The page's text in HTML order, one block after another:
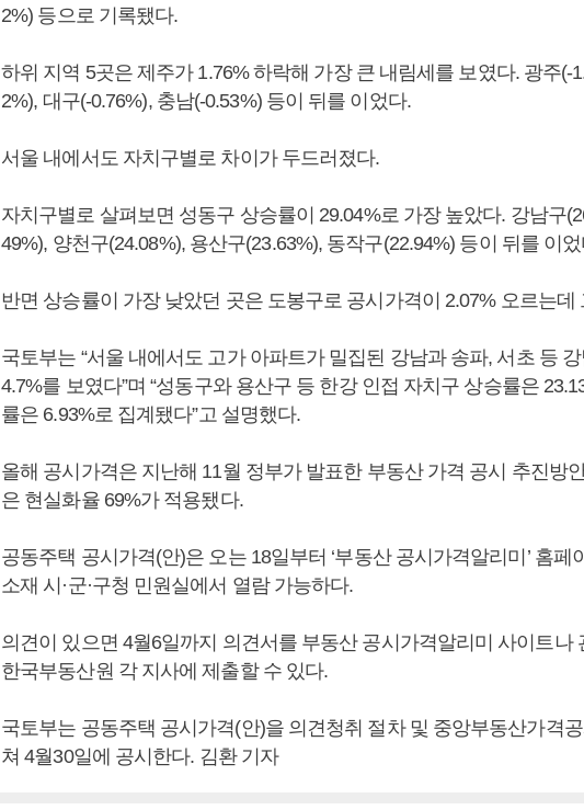
2%) 등으로 기록됐다.
하위 지역 5곳은 제주가 1.76% 하락해 가장 큰 내림세를 보였다. 광주(-
2%), 대구(-0.76%), 충남(-0.53%) 등이 뒤를 이었다.
서울 내에서도 자치구별로 차이가 두드러졌다.
자치구별로 살펴보면 성동구 상승률이 29.04%로 가장 높았다. 강남구
49%), 양천구(24.08%), 용산구(23.63%), 동작구(22.94%) 등이 뒤를 이
반면 상승률이 가장 낮았던 곳은 도봉구로 공시가격이 2.07% 오르는데
국토부는 “서울 내에서도 고가 아파트가 밀집된 강남과 송파, 서초 등
4.7%를 보였다”며 “성동구와 용산구 등 한강 인접 자치구 상승률은
률은 6.93%로 집계됐다”고 설명했다.
올해 공시가격은 지난해 11월 정부가 발표한 부동산 가격 공시 추진방
은 현실화율 69%가 적용됐다.
공동주택 공시가격(안)은 오는 18일부터 ‘부동산 공시가격알리미’ 홈페
소재 시·군·구청 민원실에서 열람 가능하다.
의견이 있으면 4월6일까지 의견서를 부동산 공시가격알리미 사이트나
한국부동산원 각 지사에 제출할 수 있다.
국토부는 공동주택 공시가격(안)을 의견청취 절차 및 중앙부동산가격
쳐 4월30일에 공시한다. 김환 기자